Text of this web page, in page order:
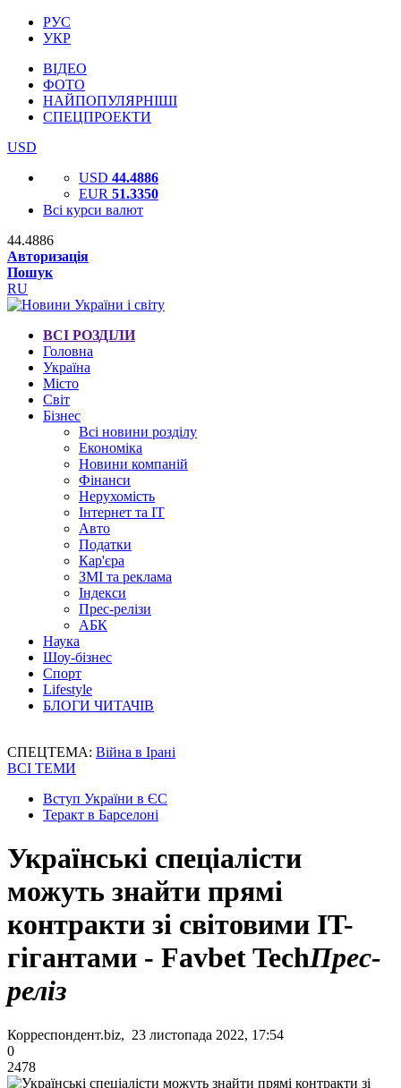
РУС
УКР
ВІДЕО
ФОТО
НАЙПОПУЛЯРНІШІ
СПЕЦПРОЕКТИ
USD
USD 44.4886
EUR 51.3350
Всі курси валют
44.4886
Авторизація
Пошук
RU
ВСІ РОЗДІЛИ
Головна
Україна
Місто
Світ
Бізнес
Всі новини розділу
Економіка
Новини компаній
Фінанси
Нерухомість
Інтернет та IT
Авто
Податки
Кар'єра
ЗМІ та реклама
Індекси
Прес-релізи
АБК
Наука
Шоу-бізнес
Спорт
Lifestyle
БЛОГИ ЧИТАЧІВ
СПЕЦТЕМА: Війна в Ірані
ВСІ ТЕМИ
Вступ України в ЄС
Теракт в Барселоні
Українські спеціалісти
можуть знайти прямі
контракти зі світовими IT-
гігантами - Favbet TechПрес-
реліз
Корреспондент.biz, 23 листопада 2022, 17:54
0
2478